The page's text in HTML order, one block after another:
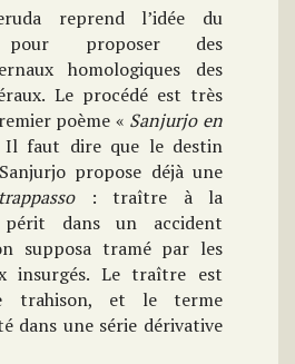
reprend l’idée du
proposer des
homologiques des
Le procédé est très
poème « Sanjurjo en
Il faut dire que le destin
propose déjà une
: traître à la
périt dans un accident
supposa tramé par les
insurgés. Le traître est
trahison, et le terme
dans une série dérivative